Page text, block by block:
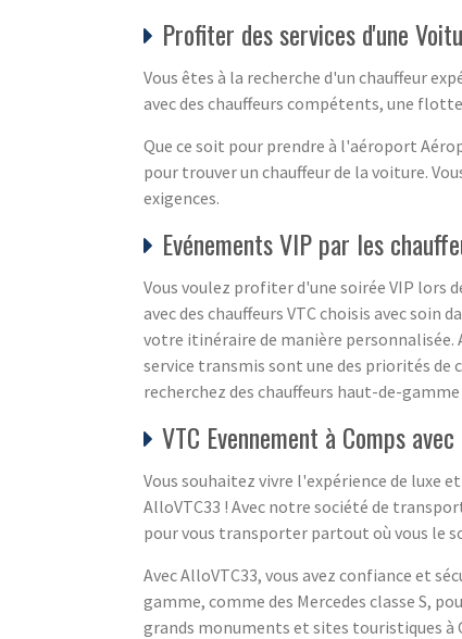
Profiter des services d'une
Vous êtes à la recherche d'un chauffeur
avec des chauffeurs compétents, une
Que ce soit pour prendre à l'aéroport
pour trouver un chauffeur de la voiture.
exigences.
Evénements VIP par les
Vous voulez profiter d'une soirée VIP lors
avec des chauffeurs VTC choisis avec soin
votre itinéraire de manière personnalisée.
service transmis sont une des priorités de
recherchez des chauffeurs haut-de-
VTC Evennement à Comps
Vous souhaitez vivre l'expérience de luxe
AlloVTC33 ! Avec notre société de
pour vous transporter partout où vous le
Avec AlloVTC33, vous avez confiance et
gamme, comme des Mercedes classe S,
grands monuments et sites touristiques à